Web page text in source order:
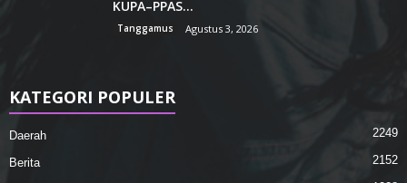
KUPA–PPAS...
Tanggamus Agustus 3, 2026
KATEGORI POPULER
Daerah 2249
Berita
2152